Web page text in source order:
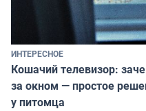
ИНТЕРЕСНОЕ
Кошачий телевизор:
за окном — простое
у питомца